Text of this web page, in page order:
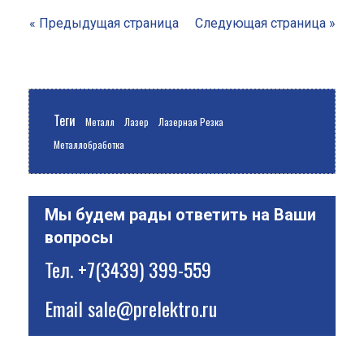
« Предыдущая страница Следующая страница »
Теги Металл Лазер
Лазерная Резка
Металлобработка
Мы будем рады ответить на Ваши
вопросы
Тел.+7(3439) 399-559
Emailsale@prelektro.ru